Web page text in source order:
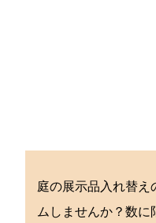
庭の展示品入れ替え
ムしませんか？数に